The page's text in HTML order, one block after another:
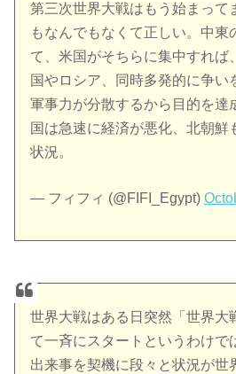
第三次世界大戦はもう始まっ
もなんでもなくて正しい。中東
て、米国がそちらに集中すれば
国やロシア、同時多発的に争い
軍事力が分散するから目的を達
国は急速に経済が悪化、北朝鮮
状況。
— フィフィ (@FIFI_Egypt)
世界大戦はある日突然「世界大
て一斉にスタートというわけで
出来事を契機に段々と状況が世